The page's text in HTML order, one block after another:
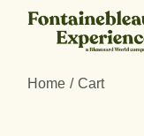
Home Cart